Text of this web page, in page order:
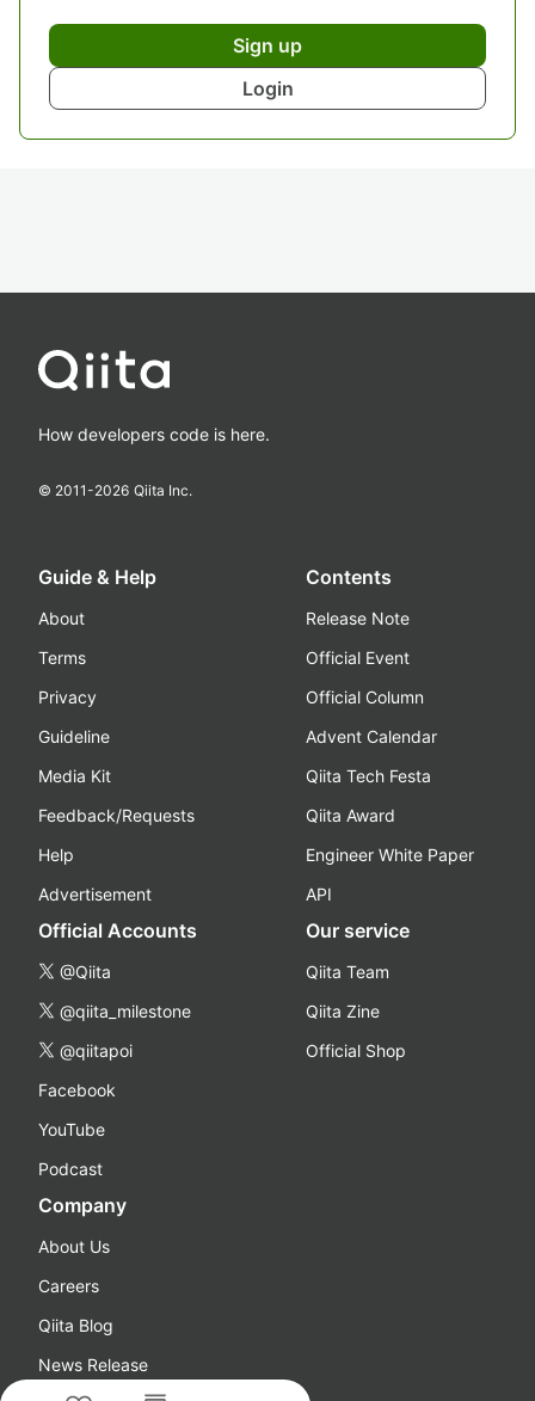
Sign up
Login
How developers code is here.
© 2011-2026 Qiita Inc.
Guide & Help
About
Terms
Privacy
Guideline
Media Kit
Feedback/Requests
Help
Advertisement
Contents
Release Note
Official Event
Official Column
Advent Calendar
Qiita Tech Festa
Qiita Award
Engineer White Paper
API
Official Accounts
@Qiita
@qiita_milestone
@qiitapoi
Facebook
YouTube
Podcast
Our service
Qiita Team
Qiita Zine
Official Shop
Company
About Us
Careers
Qiita Blog
News Release